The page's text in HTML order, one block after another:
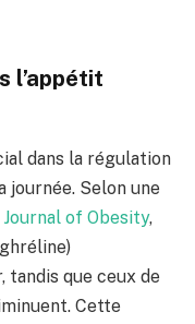
l’appétit
dans la régulation
Selon une
of Obesity,
que ceux de
Cette